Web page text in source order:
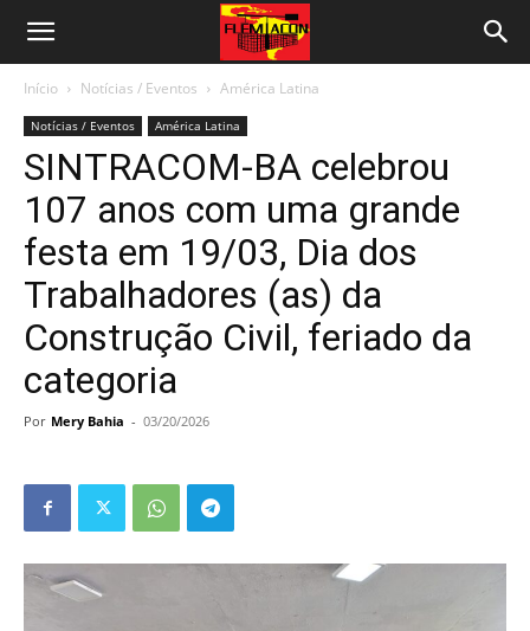
Início Notícias / Eventos América Latina
Notícias / Eventos América Latina
SINTRACOM-BA celebrou
107 anos com uma grande
festa em 19/03, Dia dos
Trabalhadores (as) da
Construção Civil, feriado da
categoria
Por Mery Bahia - 03/20/2026